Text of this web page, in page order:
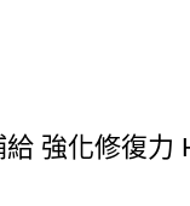
強化修復